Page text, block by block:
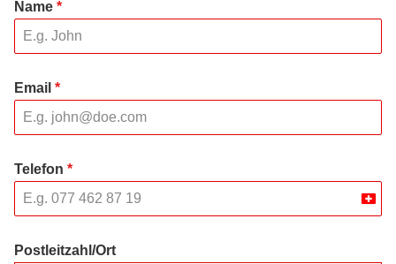
Name *
Email *
Telefon *
Postleitzahl/Ort